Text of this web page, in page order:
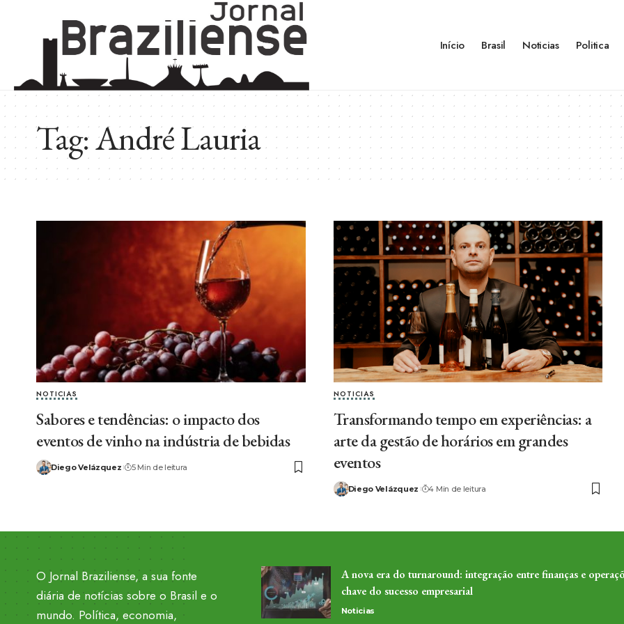
Início Brasil Noticias Politica
Tag:André Lauria
NOTICIAS
Sabores e tendências: o impacto dos
eventos de vinho na indústria de bebidas
Diego Velázquez 5 Min de leitura
NOTICIAS
Transformando tempo em experiências: a
arte da gestão de horários em grandes
eventos
Diego Velázquez 4 Min de leitura
O Jornal Braziliense, a sua fonte
diária de notícias sobre o Brasil e o
mundo. Política, economia,
A nova era do turnaround: integração entre finanças e
chave do sucesso empresarial
Noticias